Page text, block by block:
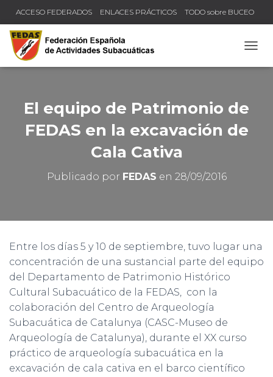
ACCESO FEDERADOS ENLACES PRÁCTICOS TODO sobre BUCEO
COMPRUEBA TU TÍTULO Y LICENCIA
El equipo de Patrimonio de
FEDAS en la excavación de
Cala Cativa
Publicado por FEDAS en 28/09/2016
Entre los días 5 y 10 de septiembre, tuvo lugar una
concentración de una sustancial parte del equipo
del Departamento de Patrimonio Histórico
Cultural Subacuático de la FEDAS, con la
colaboración del Centro de Arqueología
Subacuática de Catalunya (CASC-Museo de
Arqueología de Catalunya), durante el XX curso
práctico de arqueología subacuática en la
excavación de cala cativa en el barco científico